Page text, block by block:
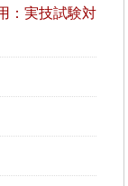
：実技試験対